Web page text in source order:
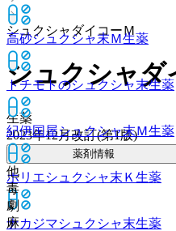
高砂シュクシャ末Ｍ生薬
トチモトのシュクシャ末生薬
紀伊国屋シュクシャ末Ｍ生薬
ホリエシュクシャ末Ｋ 生薬
ナカジマシュクシャ末生薬
シュクシャダイコーＭ
シュクシャダ
生薬
2023年12月改訂(第1版)
薬剤情報
他
毒
劇
麻